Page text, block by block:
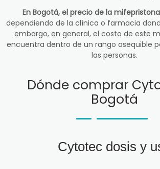
En Bogotá, el precio de la mifepristona
dependiendo de la clínica o farmacia
embargo, en general, el costo de este
encuentra dentro de un rango asequible
las personas.
Dónde comprar
Bogotá
Cytotec dosis y